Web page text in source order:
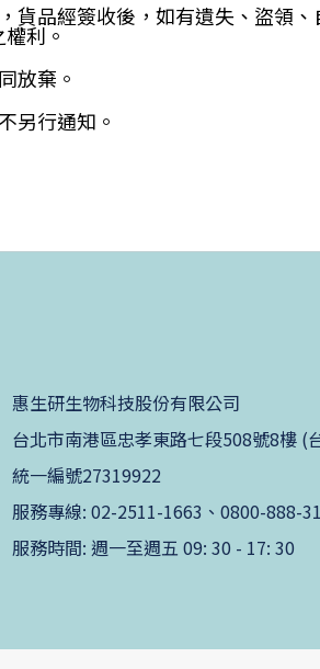
品經簽收後，如有遺失、盜領
權利。
放棄。
另行通知。
惠生研生物科技股份有限公司
台北市南港區忠孝東路七段508號8樓 (
統一編號27319922
服務專線: 02-2511-1663、0800-888-
服務時間: 週一至週五 09: 30 - 17: 30